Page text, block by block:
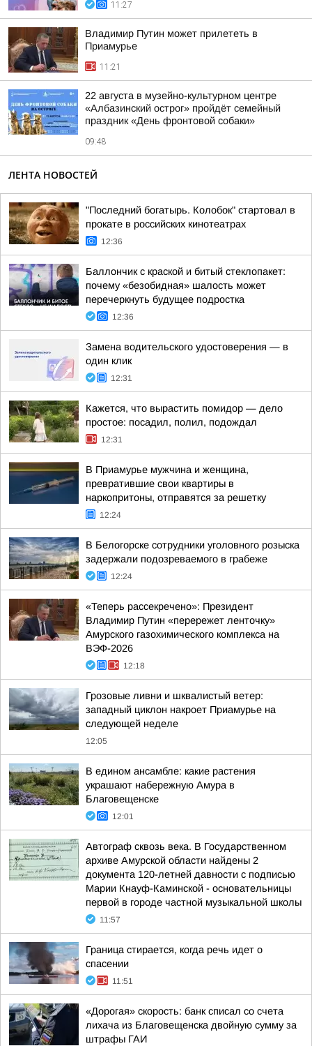
11:27
Владимир Путин может прилететь в
Приамурье
11:21
22 августа в музейно-культурном центре
«Албазинский острог» пройдёт семейный
праздник «День фронтовой собаки»
09:48
ЛЕНТА НОВОСТЕЙ
"Последний богатырь. Колобок" стартовал в
прокате в российских кинотеатрах
12:36
Баллончик с краской и битый стеклопакет:
почему «безобидная» шалость может
перечеркнуть будущее подростка
12:36
Замена водительского удостоверения — в
один клик
12:31
Кажется, что вырастить помидор — дело
простое: посадил, полил, подождал
12:31
В Приамурье мужчина и женщина,
превратившие свои квартиры в
наркопритоны, отправятся за решетку
12:24
В Белогорске сотрудники уголовного розыска
задержали подозреваемого в грабеже
12:24
«Теперь рассекречено»: Президент
Владимир Путин «перережет ленточку»
Амурского газохимического комплекса на
ВЭФ-2026
12:18
Грозовые ливни и шквалистый ветер:
западный циклон накроет Приамурье на
следующей неделе
12:05
В едином ансамбле: какие растения
украшают набережную Амура в
Благовещенске
12:01
Автограф сквозь века. В Государственном
архиве Амурской области найдены 2
документа 120-летней давности с подписью
Марии Кнауф-Каминской - основательницы
первой в городе частной музыкальной школы
11:57
Граница стирается, когда речь идет о
спасении
11:51
«Дорогая» скорость: банк списал со счета
лихача из Благовещенска двойную сумму за
штрафы ГАИ